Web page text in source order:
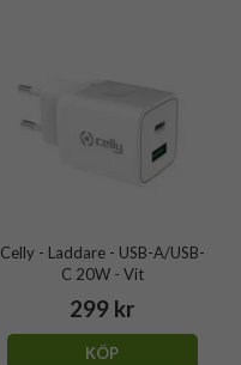
Celly - Laddare - USB-A/USB-
C 20W - Vit
299 kr
KÖP